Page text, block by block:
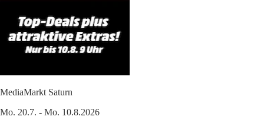
MediaMarkt Saturn
Mo. 20.7. - Mo. 10.8.2026